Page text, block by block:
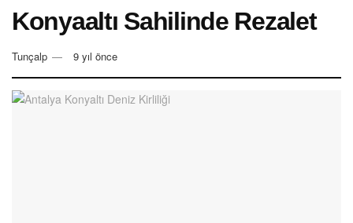
Konyaaltı Sahilinde Rezalet
Tunçalp 9 yıl önce